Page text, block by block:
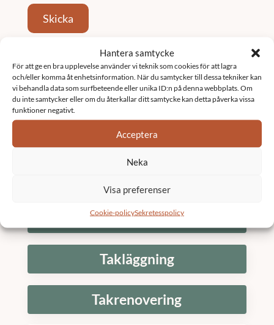
Hantera samtycke
För att ge en bra upplevelse använder vi teknik som cookies för att lagra
och/eller komma åt enhetsinformation. När du samtycker till dessa tekniker kan
vi behandla data som surfbeteende eller unika ID:n på denna webbplats. Om
du inte samtycker eller om du återkallar ditt samtycke kan detta påverka vissa
funktioner negativt.
Acceptera
Neka
Visa preferenser
Cookie-policySekretesspolicy
Skicka
Tjänster
Fastighetsförvaltning
Underhållsplan
Stambyte
Takläggning
Takrenovering